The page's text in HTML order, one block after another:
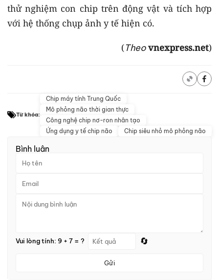
thử nghiệm con chip trên động vật và tích hợp
với hệ thống chụp ảnh y tế hiện có.
(Theovnexpress.net)
Từ khóa:
Chip máy tính Trung Quốc
Mô phỏng não thời gian thực
Công nghệ chip nơ-ron nhân tạo
Ứng dụng y tế chip não
Chip siêu nhỏ mô phỏng não
Bình luận
Vui lòng tính: 9 + 7 = ? 🔄
Gửi